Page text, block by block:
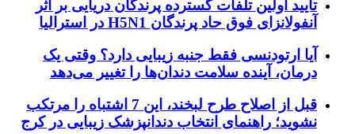
تایید اولین تلفات گسترده پرندگان دریایی بر اثر
آنفولانزای فوق حاد پرندگان H5N1 در استرالیا
آیا ارتودنسی فقط جنبه زیبایی دارد؟ وقتی یک
درمان، آینده سلامت دندان‌ها را تغییر می‌دهد
قبل از اصلاح طرح لبخند، این 7 اشتباه را مرتکب
نشوید؛ راهنمای انتخاب دندانپزشک زیبایی در کرج